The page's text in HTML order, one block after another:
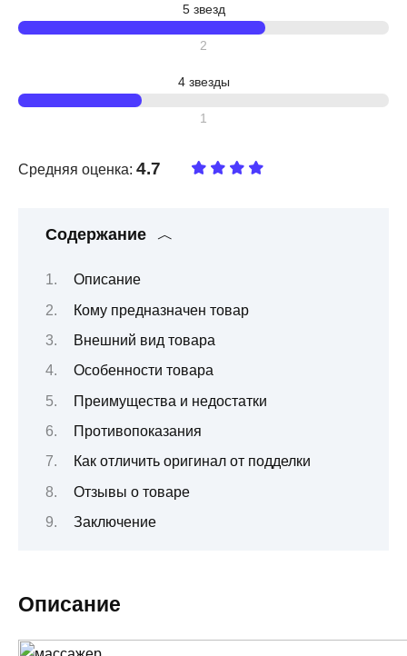
5 звезд
2
4 звезды
1
Средняя оценка: 4.7
Содержание
Описание
Кому предназначен товар
Внешний вид товара
Особенности товара
Преимущества и недостатки
Противопоказания
Как отличить оригинал от подделки
Отзывы о товаре
Заключение
Описание